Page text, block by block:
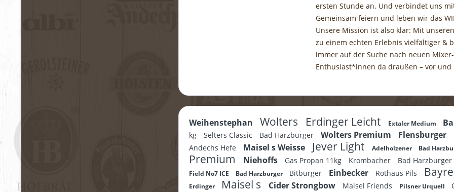
ersten Stunde an. Und verbindet uns
Gemeinsam feiern und leben wir das
Unsere Mission ist also klar: Mit
zu einem echten Erlebnis vielfältiger &
immer auf der Suche nach neuen
Enthusiast*innen da draußen – vor
Weihenstephan Wolters Erdinger Leicht Extaler Medium
kg
Selters Classic Bad Harzburger Wolters Premium Flensburger
Andechs Hefe Maisel s Weisse Jever Light Adelholzener Bad
Premium
Niehoffs Gas Propan 11kg Krombacher Bad Harzburger
Field No7 ICE Bad Harzburger Bitburger Einbecker Rothaus Pils
Erdinger Maisel s Cider Strongbow Maisel Friends Pilsner Urquell